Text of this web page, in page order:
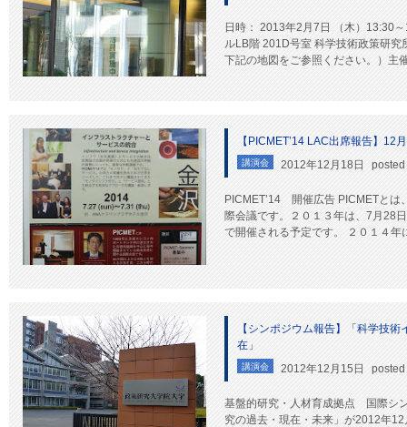
日時： 2013年2月7日 （木）13:30
ルLB階 201D号室 科学技術政策研
下記の地図をご参照ください。）主
【PICMET’14 LAC出席報告】12
講演会 2012年12月18日 posted
PICMET’14 開催広告 PICMETとは
際会議です。２０１３年は、7月28
で開催される予定です。 ２０１４
【シンポジウム報告】「科学技
在」
講演会 2012年12月15日 posted
基盤的研究・人材育成拠点 国際シ
究の過去・現在・未来」が2012年